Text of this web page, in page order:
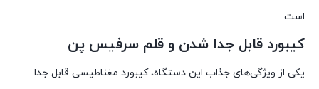
است.
کیبورد قابل جدا شدن و قلم سرفیس پن
یکی از ویژگی‌های جذاب این دستگاه، کیبورد مغناطیسی قابل جدا